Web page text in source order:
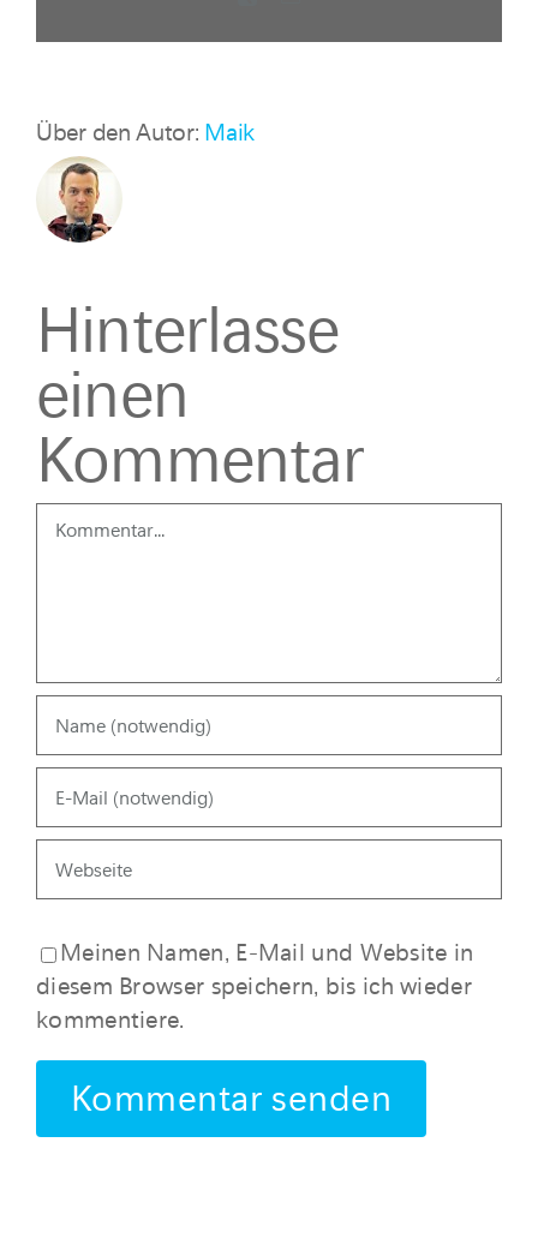
Über den Autor: Maik
Hinterlasse
einen
Kommentar
Kommentar
Meinen Namen, E-Mail und Website in
diesem Browser speichern, bis ich wieder
kommentiere.